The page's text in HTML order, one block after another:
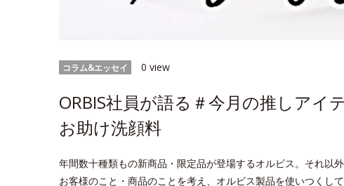
コラム&エッセイ 0 view
ORBIS社員が語る＃今月の推しアイ
お助け洗顔料
年間数十種類もの新商品・限定品が登場するオルビス。それ以
お客様のこと・商品のことを考え、オルビス製品を使いつくし